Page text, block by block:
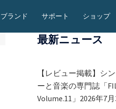
ブランド サポート ショップ
最新ニュース
【レビュー掲載】シ
ーと音楽の専門誌「
Volume.11」2026年7